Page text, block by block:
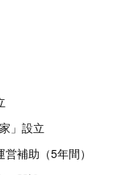
」設立
補助（5年間）